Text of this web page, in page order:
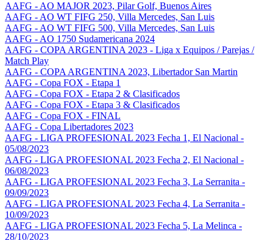
AAFG - AO MAJOR 2023, Pilar Golf, Buenos Aires
AAFG - AO WT FIFG 250, Villa Mercedes, San Luis
AAFG - AO WT FIFG 500, Villa Mercedes, San Luis
AAFG - AO 1750 Sudamericana 2024
AAFG - COPA ARGENTINA 2023 - Liga x Equipos / Parejas /
Match Play
AAFG - COPA ARGENTINA 2023, Libertador San Martin
AAFG - Copa FOX - Etapa 1
AAFG - Copa FOX - Etapa 2 & Clasificados
AAFG - Copa FOX - Etapa 3 & Clasificados
AAFG - Copa FOX - FINAL
AAFG - Copa Libertadores 2023
AAFG - LIGA PROFESIONAL 2023 Fecha 1, El Nacional -
05/08/2023
AAFG - LIGA PROFESIONAL 2023 Fecha 2, El Nacional -
06/08/2023
AAFG - LIGA PROFESIONAL 2023 Fecha 3, La Serranita -
09/09/2023
AAFG - LIGA PROFESIONAL 2023 Fecha 4, La Serranita -
10/09/2023
AAFG - LIGA PROFESIONAL 2023 Fecha 5, La Melinca -
28/10/2023